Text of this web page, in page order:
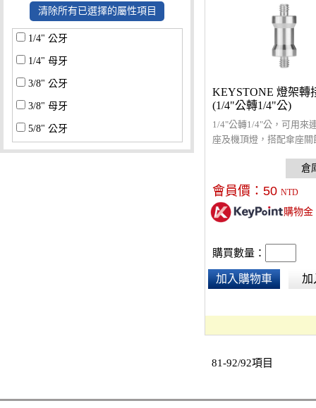
清除所有已選擇的屬性項目
1/4" 公牙
1/4" 母牙
3/8" 公牙
3/8" 母牙
5/8" 公牙
5/8" 母牙
KEYSTONE 燈架轉
(1/4"公轉1/4"公)
1/4"公轉1/4"公，可用來
座及機頂燈，搭配傘座關
會員價： 50 NTD
購物金
購買數量：
加入購物車 加
81-92/92項目